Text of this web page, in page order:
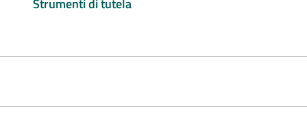
Strumenti di tutela